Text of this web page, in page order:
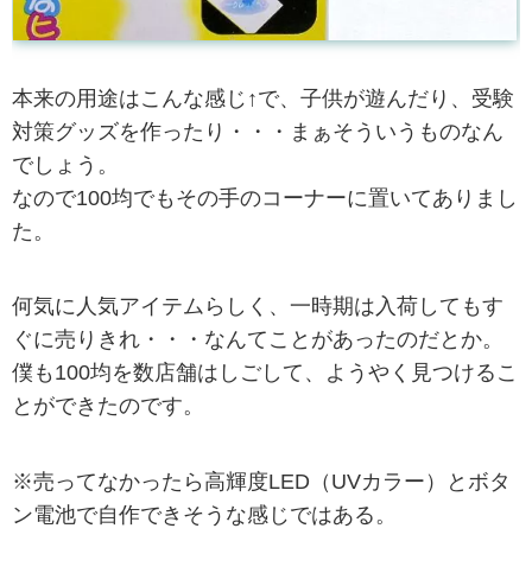
本来の用途はこんな感じ↑で、子供が遊んだり、受験
対策グッズを作ったり・・・まぁそういうものなん
でしょう。
なので100均でもその手のコーナーに置いてありまし
た。
何気に人気アイテムらしく、一時期は入荷してもす
ぐに売りきれ・・・なんてことがあったのだとか。
僕も100均を数店舗はしごして、ようやく見つけるこ
とができたのです。
※売ってなかったら高輝度LED（UVカラー）とボタ
ン電池で自作できそうな感じではある。